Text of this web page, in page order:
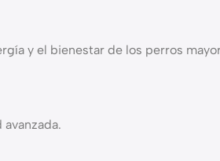
y el bienestar de los perros